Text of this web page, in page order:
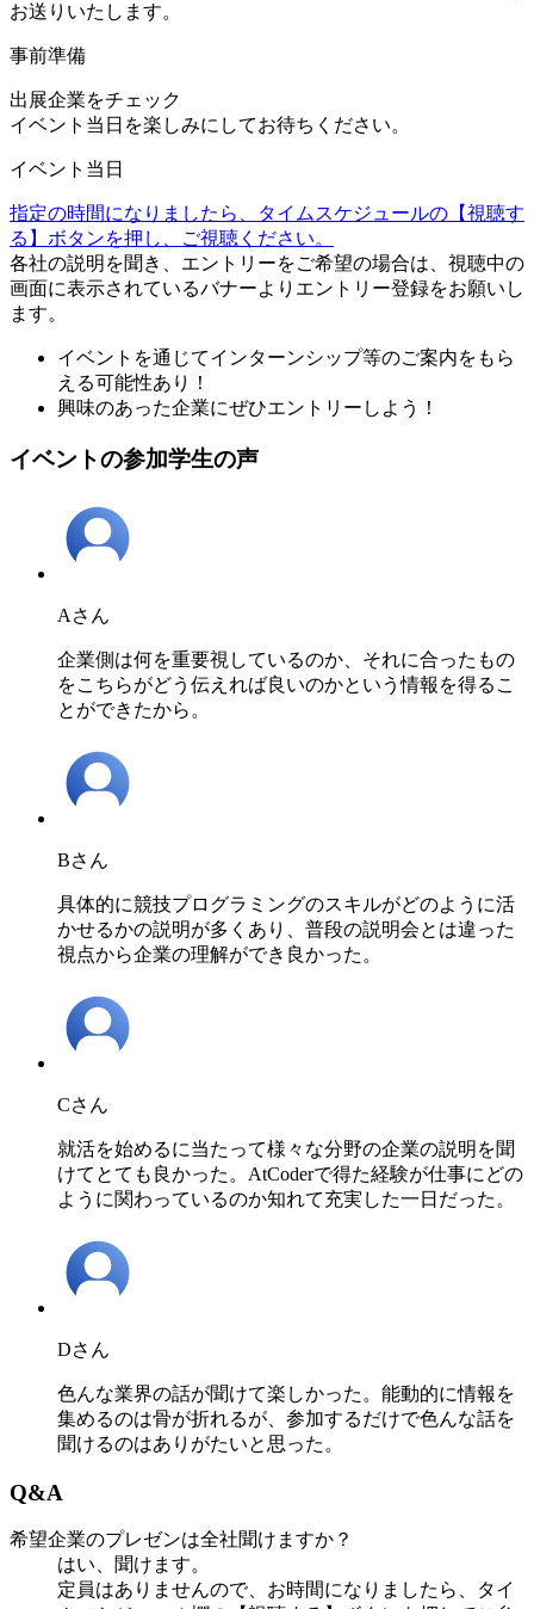
お送りいたします。
事前準備
出展企業をチェック
イベント当日を楽しみにしてお待ちください。
イベント当日
指定の時間になりましたら、タイムスケジュールの【視聴す
る】ボタンを押し、ご視聴ください。
各社の説明を聞き、エントリーをご希望の場合は、視聴中の
画面に表示されているバナーよりエントリー登録をお願いし
ます。
イベントを通じてインターンシップ等のご案内をもら
える可能性あり！
興味のあった企業にぜひエントリーしよう！
イベントの参加学生の声
Aさん
企業側は何を重要視しているのか、それに合ったもの
をこちらがどう伝えれば良いのかという情報を得るこ
とができたから。
Bさん
具体的に競技プログラミングのスキルがどのように活
かせるかの説明が多くあり、普段の説明会とは違った
視点から企業の理解ができ良かった。
Cさん
就活を始めるに当たって様々な分野の企業の説明を聞
けてとても良かった。AtCoderで得た経験が仕事にどの
ように関わっているのか知れて充実した一日だった。
Dさん
色んな業界の話が聞けて楽しかった。能動的に情報を
集めるのは骨が折れるが、参加するだけで色んな話を
聞けるのはありがたいと思った。
Q&A
希望企業のプレゼンは全社聞けますか？
はい、聞けます。
定員はありませんので、お時間になりましたら、タイ